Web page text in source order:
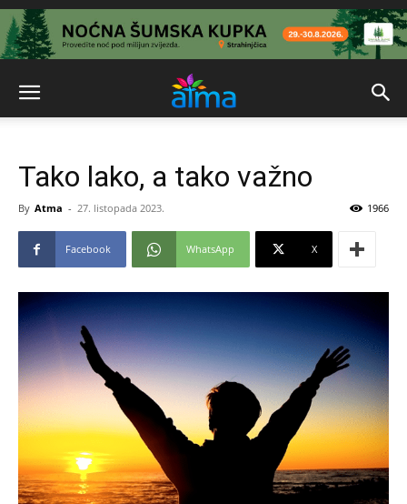
Tako lako, a tako važno
By Atma - 27. listopada 2023. 1966
Facebook WhatsApp X